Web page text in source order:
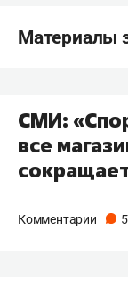
Материалы
СМИ:
все
Комментарии